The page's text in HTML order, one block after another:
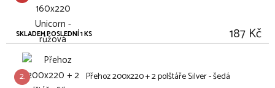
SKLADEM POSLEDNÍ 1 KS 187 Kč
2. Přehoz 200x220 + 2 polštáře Silver - šedá